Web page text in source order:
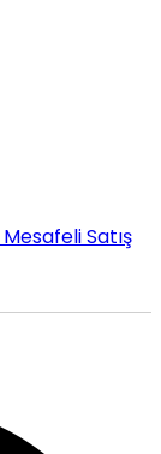
Mesafeli Satış